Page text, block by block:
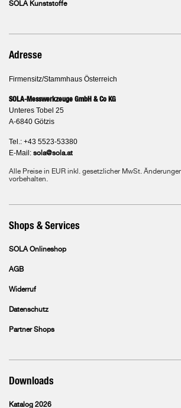
SOLA Kunststoffe
Adresse
Firmensitz/Stammhaus Österreich
SOLA-Messwerkzeuge GmbH & Co KG
Unteres Tobel 25
A-6840 Götzis
Tel.: +43 5523-53380
E-Mail: sola@sola.at
Alle Preise in EUR inkl. gesetzlicher MwSt.
vorbehalten.
Shops & Services
SOLA Onlineshop
AGB
Widerruf
Datenschutz
Partner Shops
Downloads
Katalog 2026